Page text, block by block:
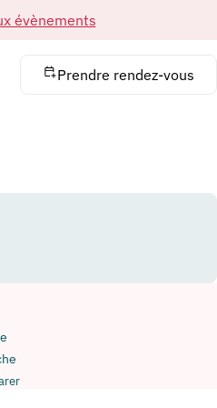
évènements
Prendre rendez-vous